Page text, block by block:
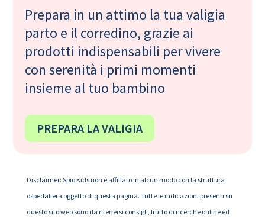
Prepara in un attimo la tua valigia
parto e il corredino, grazie ai
prodotti indispensabili per vivere
con serenità i primi momenti
insieme al tuo bambino
PREPARA LA VALIGIA
Disclaimer: Spio Kids non è affiliato in alcun modo con la struttura
ospedaliera oggetto di questa pagina. Tutte le indicazioni presenti su
questo sito web sono da ritenersi consigli, frutto di ricerche online ed